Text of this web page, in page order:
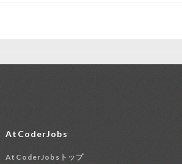
AtCoderJobs
AtCoderJobsトップ